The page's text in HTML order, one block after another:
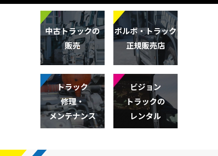
中古トラックの
販売
ボルボ・トラック
正規販売店
トラック
修理・
メンテナンス
ビジョン
トラックの
レンタル